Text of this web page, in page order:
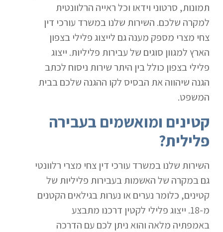
תמונות, סרטוני וידאו וכל ראייה הרלוונטית
למקרה שלכם. השירות שלנו במשרד עורכי דין
צחי מצרי מספק מענה גם לייצוג פלילי בצפון
הארץ למגוון סוגים של עבירות פליליות. ייצוג
פלילי בצפון כולל בין היתר שירות ניסוח לכתב
הגנה שיהווה את הבסיס לקו ההגנה שלכם בבית
המשפט.
קטינים ומואשמים בעבירה
פלילית?
השירות שלנו במשרד עורכי דין צחי מצרי רלוונטי
גם במקרה של האשמות בעבירות פליליות של
קטינים, כלומר נערים או נערות בגילאים הקטנים
מ-18. ייצוג פלילי לקטין דרכנו מתבצע
באמפתיה מלאה והוא ניתן לכם עם הדרכה